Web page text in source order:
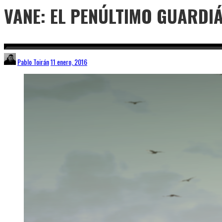
VANE: EL PENÚLTIMO
Pablo Toirán11 enero, 2016